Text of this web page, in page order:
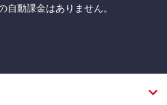
自動課金はありません。